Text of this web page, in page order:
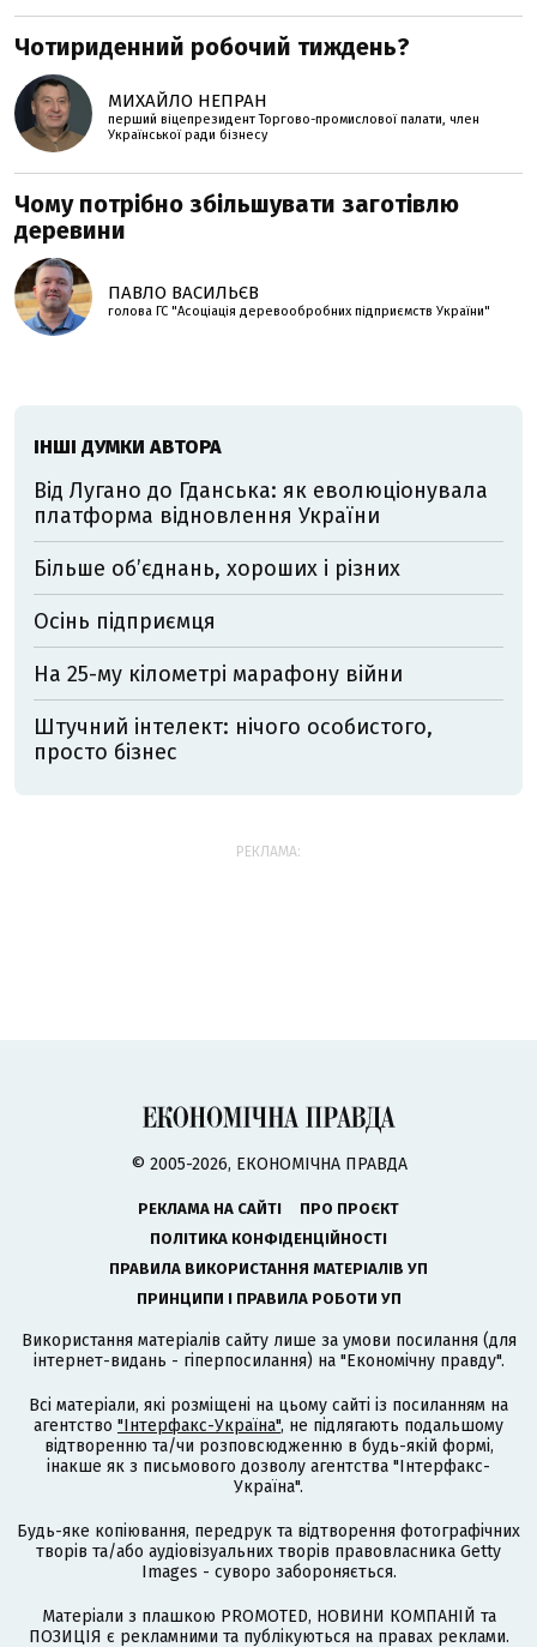
Чотириденний робочий тиждень?
МИХАЙЛО НЕПРАН
перший віцепрезидент Торгово-промислової палати, член
Української ради бізнесу
Чому потрібно збільшувати заготівлю
деревини
ПАВЛО ВАСИЛЬЄВ
голова ГС "Асоціація деревообробних підприємств України"
ІНШІ ДУМКИ АВТОРА
Від Лугано до Гданська: як еволюціонувала
платформа відновлення України
Більше обʼєднань, хороших і різних
Осінь підприємця
На 25-му кілометрі марафону війни
Штучний інтелект: нічого особистого,
просто бізнес
РЕКЛАМА:
© 2005-2026, ЕКОНОМІЧНА ПРАВДА
РЕКЛАМА НА САЙТІ
ПРО ПРОЄКТ
ПОЛІТИКА КОНФІДЕНЦІЙНОСТІ
ПРАВИЛА ВИКОРИСТАННЯ МАТЕРІАЛІВ УП
ПРИНЦИПИ І ПРАВИЛА РОБОТИ УП
Використання матеріалів сайту лише за умови посилання (для
інтернет-видань - гіперпосилання) на "Економічну правду".
Всі матеріали, які розміщені на цьому сайті із посиланням на
агентство "Інтерфакс-Україна", не підлягають подальшому
відтворенню та/чи розповсюдженню в будь-якій формі,
інакше як з письмового дозволу агентства "Інтерфакс-
Україна".
Будь-яке копіювання, передрук та відтворення фотографічних
творів та/або аудіовізуальних творів правовласника Getty
Images - суворо забороняється.
Матеріали з плашкою PROMOTED, НОВИНИ КОМПАНІЙ та
ПОЗИЦІЯ є рекламними та публікуються на правах реклами.